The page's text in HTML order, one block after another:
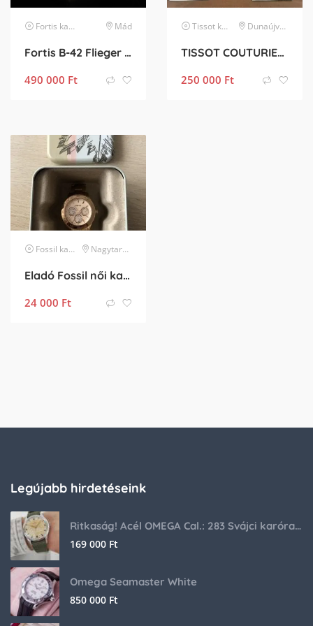
Fortis karóra Mád
Fortis B-42 Flieger GMT Limited Edition
490 000 Ft
Tissot karóra Dunaújváros
TISSOT COUTURIER AUTOMATIC CHRONOGRAPH VALJOUX T035.614.11.051.00 férfi karóra
250 000 Ft
Fossil karóra Nagytarcsa
Eladó Fossil női karóra
24 000 Ft
Legújabb hirdetéseink
Ritkaság! Acél OMEGA Cal.: 283 Svájci karóra 1953-ból!
169 000 Ft
Omega Seamaster White
850 000 Ft